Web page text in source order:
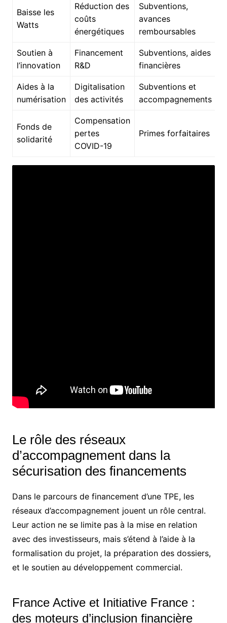
Baisse les
Watts
Réduction des
coûts
énergétiques
Subventions,
avances
remboursables
Soutien à
l’innovation
Financement
R&D
Subventions, aides
financières
Aides à la
numérisation
Digitalisation
des activités
Subventions et
accompagnements
Fonds de
solidarité
Compensation
pertes
COVID-19
Primes forfaitaires
Le rôle des réseaux
d’accompagnement dans la
sécurisation des financements
Dans le parcours de financement d’une TPE, les
réseaux d’accompagnement jouent un rôle central.
Leur action ne se limite pas à la mise en relation
avec des investisseurs, mais s’étend à l’aide à la
formalisation du projet, la préparation des dossiers,
et le soutien au développement commercial.
France Active et Initiative France :
des moteurs d’inclusion financière